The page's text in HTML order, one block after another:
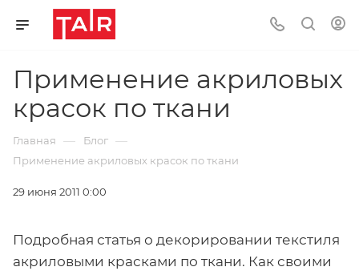
Применение акриловых
красок по ткани
Главная — Блог —
Применение акриловых красок по ткани
29 июня 2011 0:00
Подробная статья о декорировании текстиля
акриловыми красками по ткани. Как своими